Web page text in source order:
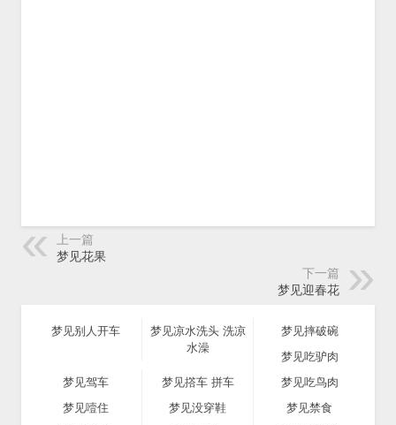
上一篇
梦见花果
下一篇
梦见迎春花
梦见别人开车
梦见凉水洗头 洗凉
水澡
梦见摔破碗
梦见吃驴肉
梦见驾车
梦见撘车 拼车
梦见吃鸟肉
梦见噎住
梦见没穿鞋
梦见禁食